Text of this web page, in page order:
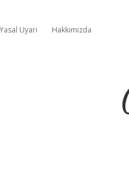
Yasal Uyarı Hakkımızda